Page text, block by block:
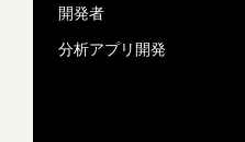
開発者
分析アプリ開発